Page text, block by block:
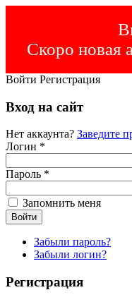
Скоро новая
Войти Регистрация
Вход на сайт
Нет аккаунта? Заведите
Логин *
Пароль *
Запомнить меня
Забыли пароль?
Забыли логин?
Регистрация